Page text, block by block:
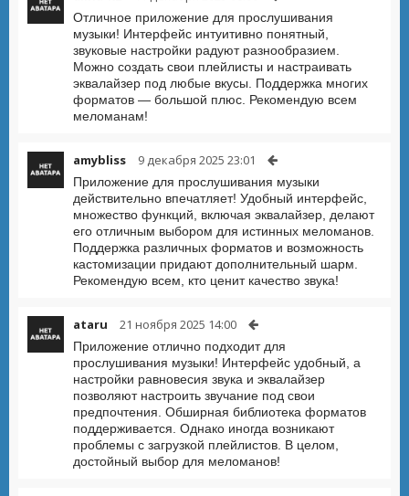
Отличное приложение для прослушивания
музыки! Интерфейс интуитивно понятный,
звуковые настройки радуют разнообразием.
Можно создать свои плейлисты и настраивать
эквалайзер под любые вкусы. Поддержка многих
форматов — большой плюс. Рекомендую всем
меломанам!
amybliss 9 декабря 2025 23:01
Приложение для прослушивания музыки
действительно впечатляет! Удобный интерфейс,
множество функций, включая эквалайзер, делают
его отличным выбором для истинных меломанов.
Поддержка различных форматов и возможность
кастомизации придают дополнительный шарм.
Рекомендую всем, кто ценит качество звука!
ataru 21 ноября 2025 14:00
Приложение отлично подходит для
прослушивания музыки! Интерфейс удобный, а
настройки равновесия звука и эквалайзер
позволяют настроить звучание под свои
предпочтения. Обширная библиотека форматов
поддерживается. Однако иногда возникают
проблемы с загрузкой плейлистов. В целом,
достойный выбор для меломанов!